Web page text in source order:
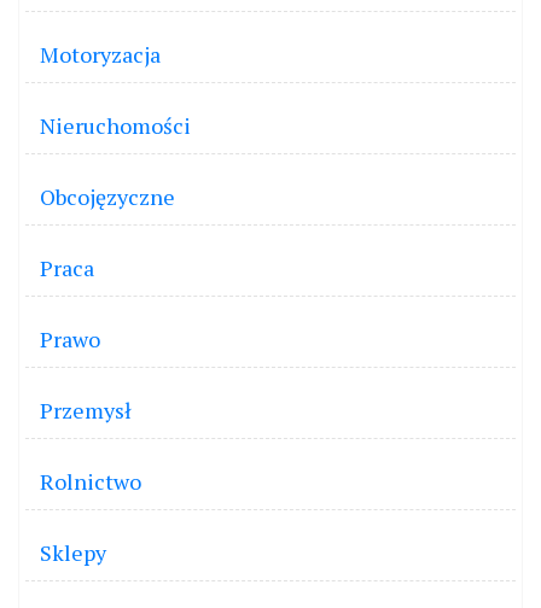
Motoryzacja
Nieruchomości
Obcojęzyczne
Praca
Prawo
Przemysł
Rolnictwo
Sklepy